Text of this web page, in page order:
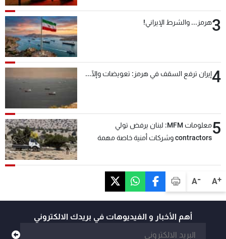
A+
A-
3هرمز... والشرط الإيراني!
4إيران ترفع السقف في هرمز: تعويضات وإلّا...
5
معلومات MFM: لبنان يرفض تولي
contractors وشركات أمنية خاصة مهمة
أهم الأخبار و الفيديوهات في بريدك الالكتروني